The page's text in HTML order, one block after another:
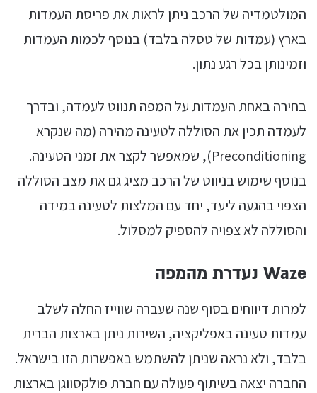
המולטמדיה של הרכב ניתן לראות את פריסת העמדות
בארץ (עמדות של טסלה בלבד) בנוסף לכמות העמדות
וזמינותן בכל רגע נתון.
בחירה באחת העמדות על המפה תנווט לעמדה, ובדרך
לעמדה תכין את הסוללה לטעינה מהירה (מה שנקרא
Preconditioning), שמאפשר לקצר את זמני הטעינה.
בנוסף שימוש בניווט של הרכב מציג גם את מצב הסוללה
הצפוי בהגעה ליעד, יחד עם המלצות לטעינה במידה
והסוללה לא צפויה להספיק למסלול.
Waze נעדרת מהמפה
למרות דיווחים בסוף שנה שעברה שווייז החלה לשלב
עמדות טעינה באפליקציה, השירות ניתן בארצות הברית
בלבד, ולא נראה שניתן להשתמש באפשרות הזו בישראל.
החברה יצאה בשיתוף פעולה עם חברת פולקסווגן בארצות